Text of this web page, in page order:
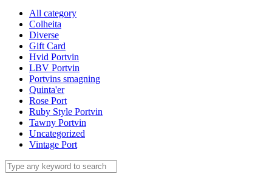
All category
Colheita
Diverse
Gift Card
Hvid Portvin
LBV Portvin
Portvins smagning
Quinta'er
Rose Port
Ruby Style Portvin
Tawny Portvin
Uncategorized
Vintage Port